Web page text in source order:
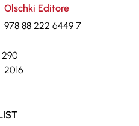
Olschki Editore
978 88 222 6449 7
290
2016